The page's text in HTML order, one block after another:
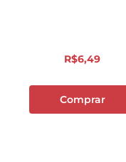
R$6,49
Comprar